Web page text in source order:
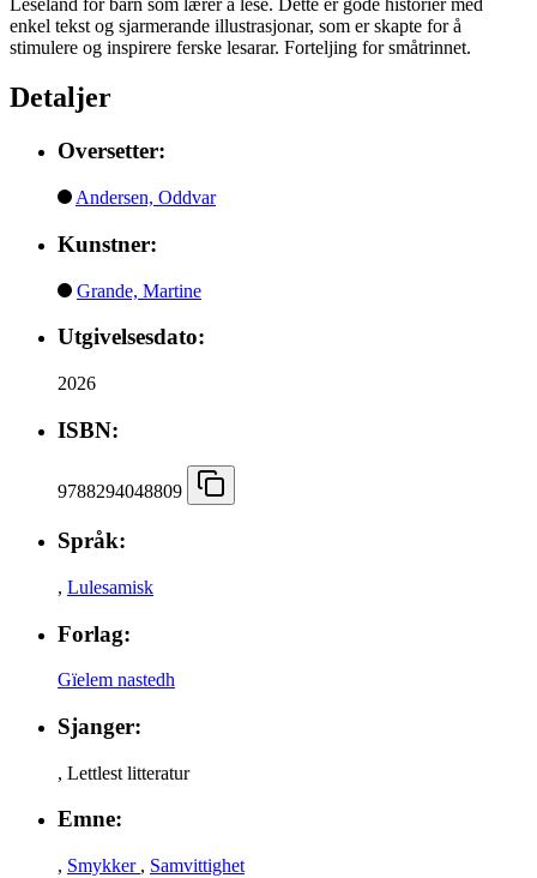
enkel tekst og sjarmerande illustrasjonar, som er skapte for å
stimulere og inspirere ferske lesarar. Forteljing for småtrinnet.
Detaljer
Oversetter:
Andersen, Oddvar
Kunstner:
Grande, Martine
Utgivelsesdato:
2026
ISBN:
9788294048809
Språk:
, Lulesamisk
Forlag:
Gïelem nastedh
Sjanger:
, Lettlest litteratur
Emne:
, Smykker , Samvittighet